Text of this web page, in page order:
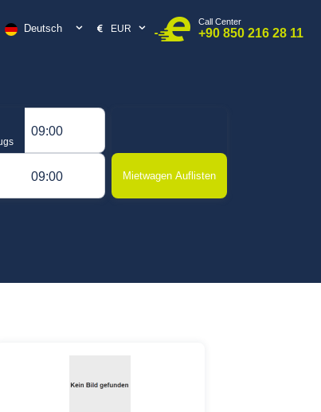
Deutsch EUR
Call Center
+90 850 216 28 11
09:00
09:00 Mietwagen Auflisten